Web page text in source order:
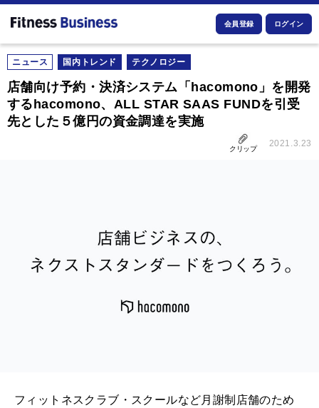
会員登録 ログイン
ニュース 国内トレンド テクノロジー
店舗向け予約・決済システム「hacomono」を開発
するhacomono、ALL STAR SAAS FUNDを引受
先とした５億円の資金調達を実施
クリップ
2021.3.23
フィットネスクラブ・スクールなど月謝制店舗のため